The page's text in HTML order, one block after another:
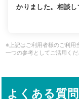
かりました。相談
※上記はご利用者様のご利用
一つの参考としてご活用くだ
よくある質問